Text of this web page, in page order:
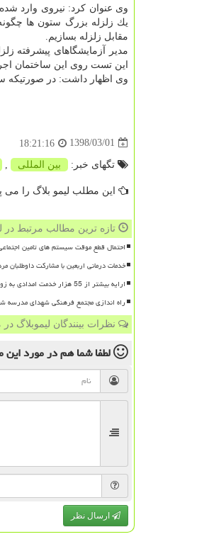
یك زلزله بزرگ ستون ها
مقابل زلزله بسازیم.
مدیر آزمایشگاهای پیشرفته
این تست روی این ساختمان
وی اظهار داشت: در صورتیكه ستون ها در مقابل نیروی ۱۷۰ تن مقاومت
1398/03/01
18:21:16
تگهای خبر: بین المللی
این مطلب لیمو بلاگ را می
تازه ترین مطالب مرتبط در
احتمال قطع موقت سیستم های تامین
خدمات درمانی اربعین با مشارکت داوطلبان
ارایه بیشتر از 55 هزار خدمت امدادی به زوار اربعین توسط هلال احمر
راه اندازی مجتمع فرهنگی شهدای مدرسه
نظرات بینندگان لیموبلاگ
لطفا شما همدر مورد این
ارسال نظر